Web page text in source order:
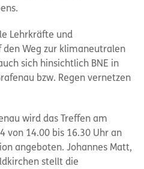
Lehrkräfte und
den Weg zur klimaneutralen
sich hinsichtlich BNE in
bzw. Regen vernetzen
wird das Treffen am
von 14.00 bis 16.30 Uhr an
angeboten. Johannes Matt,
stellt die